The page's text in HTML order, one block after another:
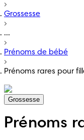
Grossesse
...
Prénoms de bébé
Prénoms rares pour
Grossesse
Prénoms